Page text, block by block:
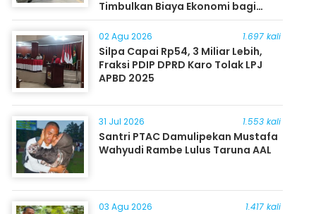
Timbulkan Biaya Ekonomi bagi
Masyarakat
02 Agu 2026 1.697 kali
Silpa Capai Rp54, 3 Miliar Lebih,
Fraksi PDIP DPRD Karo Tolak LPJ
APBD 2025
31 Jul 2026 1.553 kali
Santri PTAC Damulipekan Mustafa
Wahyudi Rambe Lulus Taruna AAL
03 Agu 2026 1.417 kali